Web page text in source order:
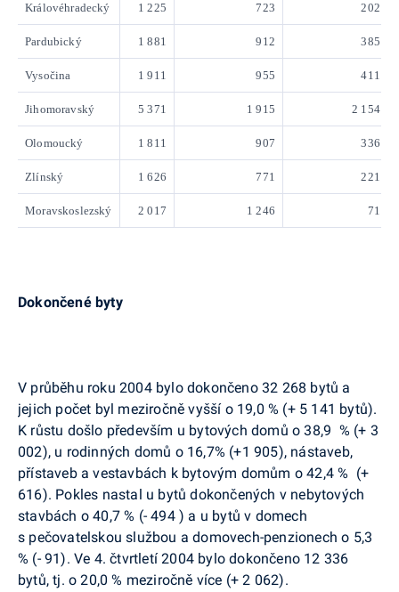
Královéhradecký 1 225 723 202
Pardubický 1 881 912 385
Vysočina 1 911 955 411
Jihomoravský 5 371 1 915 2 154
Olomoucký 1 811 907 336
Zlínský 1 626 771 221
Moravskoslezský 2 017 1 246 71
Dokončené byty
V průběhu roku 2004 bylo dokončeno 32 268 bytů a
jejich počet byl meziročně vyšší o 19,0 % (+ 5 141 bytů).
K růstu došlo především u bytových domů o 38,9 % (+ 3
002), u rodinných domů o 16,7% (+1 905), nástaveb,
přístaveb a vestavbách k bytovým domům o 42,4 % (+
616). Pokles nastal u bytů dokončených v nebytových
stavbách o 40,7 % (- 494 ) a u bytů v domech
s pečovatelskou službou a domovech-penzionech o 5,3
% (- 91). Ve 4. čtvrtletí 2004 bylo dokončeno 12 336
bytů, tj. o 20,0 % meziročně více (+ 2 062).